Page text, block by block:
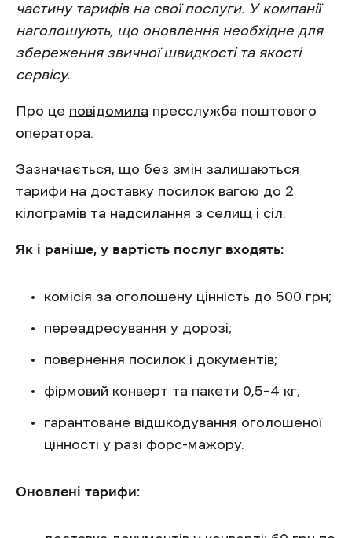
частину тарифів на свої послуги. У компанії
наголошують, що оновлення необхідне для
збереження звичної швидкості та якості
сервісу.
Про це повідомила пресслужба поштового
оператора.
Зазначається, що без змін залишаються
тарифи на доставку посилок вагою до 2
кілограмів та надсилання з селищ і сіл.
Як і раніше, у вартість послуг входять:
комісія за оголошену цінність до 500 грн;
переадресування у дорозі;
повернення посилок і документів;
фірмовий конверт та пакети 0,5–4 кг;
гарантоване відшкодування оголошеної
цінності у разі форс-мажору.
Оновлені тарифи: